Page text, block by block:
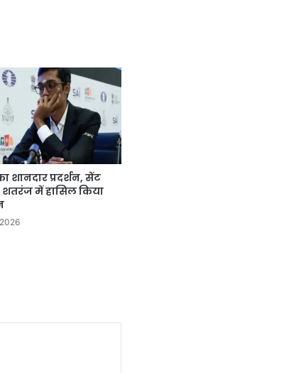
शानदार प्रदर्शन, सेंट
में हासिल किया